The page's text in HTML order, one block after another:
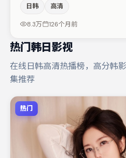
当。胡歌与杨幂的对手戏构成全片
节塑造推动谜题层层揭开。节奏紧
日韩 高清
8.3万 126个月前
热门韩日影视
在线日韩高清热播榜，高分韩
集推荐
热门